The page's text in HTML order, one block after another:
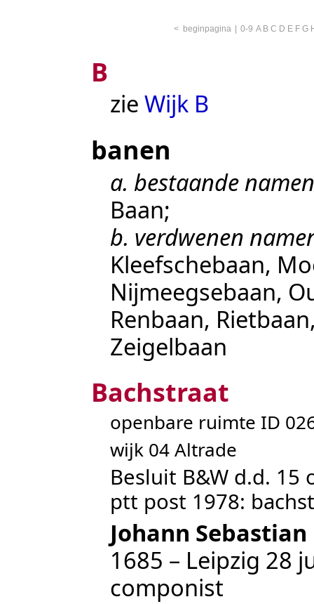
< beginpagina| 0-9 A B C D E F G
B
zie Wijk B
banen
a. bestaande
Baan;
b. verdwenen
Kleefschebaan,
Nijmeegsebaan,
Renbaan, Rietbaan
Zeigelbaan
Bachstraat
openbare ruimte ID
wijk 04 Altrade
Besluit B&W d.d. 15
ptt post 1978:
Johann Sebastian
1685 – Leipzig 28
componist